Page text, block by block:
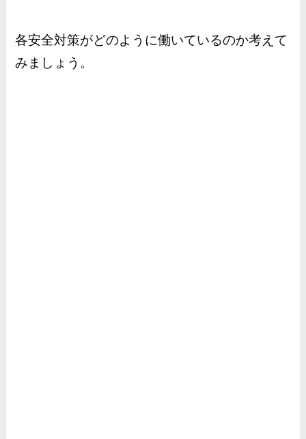
各安全対策がどのように働いているのか考えて
みましょう。